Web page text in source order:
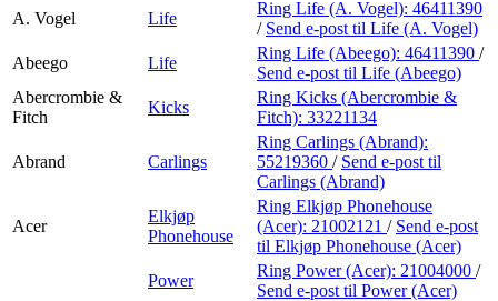
Ledige stillinger
Magasin
Gavekort
A. Vogel
Life
Ring Life (A. Vogel): 46411390
/ Send e-post til Life (A. Vogel)
Abeego
Life
Ring Life (Abeego): 46411390 /
Send e-post til Life (Abeego)
Abercrombie &
Fitch
Kicks
Ring Kicks (Abercrombie &
Fitch): 33221134
Abrand Carlings
Ring Carlings (Abrand):
55219360 / Send e-post til
Carlings (Abrand)
Acer
Elkjøp
Phonehouse
Ring Elkjøp Phonehouse
(Acer): 21002121 / Send e-post
til Elkjøp Phonehouse (Acer)
Power
Ring Power (Acer): 21004000 /
Send e-post til Power (Acer)